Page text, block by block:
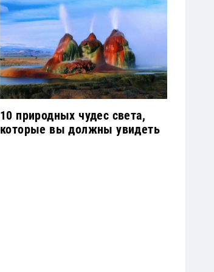
10 природных чудес света,
которые вы должны увидеть